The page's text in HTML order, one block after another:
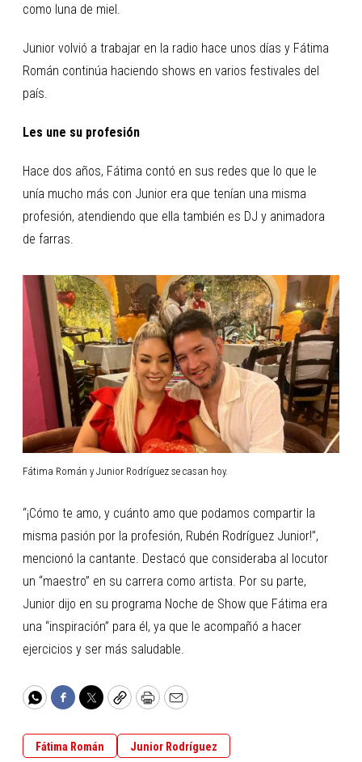
como luna de miel.
Junior volvió a trabajar en la radio hace unos días y Fátima
Román continúa haciendo shows en varios festivales del
país.
Les une su profesión
Hace dos años, Fátima contó en sus redes que lo que le
unía mucho más con Junior era que tenían una misma
profesión, atendiendo que ella también es DJ y animadora
de farras.
Fátima Román y Junior Rodríguez se casan hoy.
“¡Cómo te amo, y cuánto amo que podamos compartir la
misma pasión por la profesión, Rubén Rodríguez Junior!”,
mencionó la cantante. Destacó que consideraba al locutor
un “maestro” en su carrera como artista. Por su parte,
Junior dijo en su programa Noche de Show que Fátima era
una “inspiración” para él, ya que le acompañó a hacer
ejercicios y ser más saludable.
WhatsApp
Facebook
TwitterCopyPrintEmail
Fátima Román Junior Rodríguez